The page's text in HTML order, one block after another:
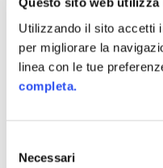
Utilizzando il sito accetti
per migliorare la
linea con le tue
completa.
delNecessari